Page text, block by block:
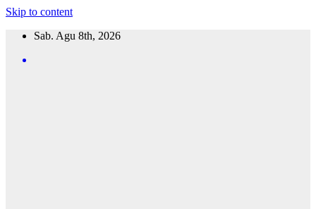
Skip to content
Sab. Agu 8th, 2026